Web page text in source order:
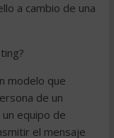
a cambio de una
modelo que
de un
equipo de
el mensaje